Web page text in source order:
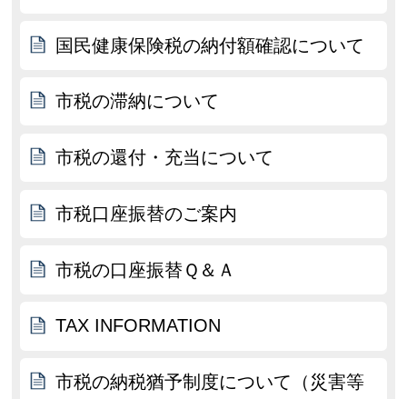
国民健康保険税の納付額確認について
市税の滞納について
市税の還付・充当について
市税口座振替のご案内
市税の口座振替Ｑ＆Ａ
TAX INFORMATION
市税の納税猶予制度について（災害等